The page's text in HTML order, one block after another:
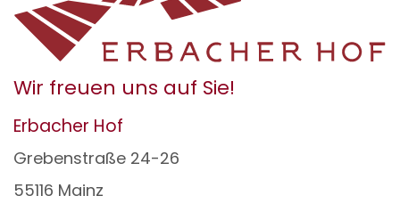
Wir freuen uns auf Sie!
Erbacher Hof
Grebenstraße 24-26
55116 Mainz